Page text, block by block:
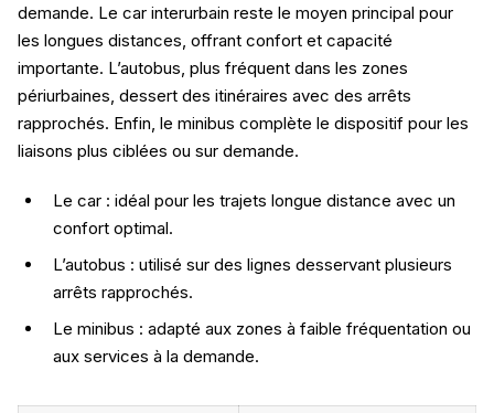
demande. Le car interurbain reste le moyen principal pour
les longues distances, offrant confort et capacité
importante. L’autobus, plus fréquent dans les zones
périurbaines, dessert des itinéraires avec des arrêts
rapprochés. Enfin, le minibus complète le dispositif pour les
liaisons plus ciblées ou sur demande.
Le car : idéal pour les trajets longue distance avec un
confort optimal.
L’autobus : utilisé sur des lignes desservant plusieurs
arrêts rapprochés.
Le minibus : adapté aux zones à faible fréquentation ou
aux services à la demande.